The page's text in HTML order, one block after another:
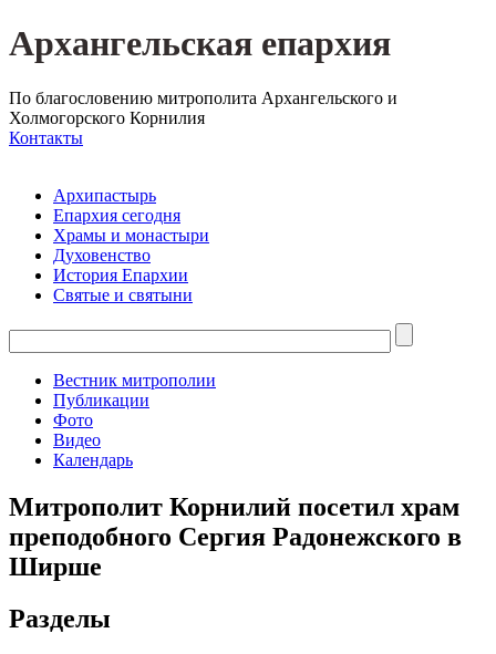
Архангельская епархия
По благословению митрополита Архангельского и
Холмогорского Корнилия
Контакты
Архипастырь
Епархия сегодня
Храмы и монастыри
Духовенство
История Епархии
Святые и святыни
Вестник митрополии
Публикации
Фото
Видео
Календарь
Митрополит Корнилий посетил храм
преподобного Сергия Радонежского в
Ширше
Разделы